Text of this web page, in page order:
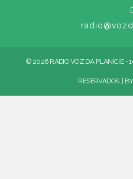
© 2026 RÁDIO VOZ DA PLANÍCIE -
RESERVADOS. | BY